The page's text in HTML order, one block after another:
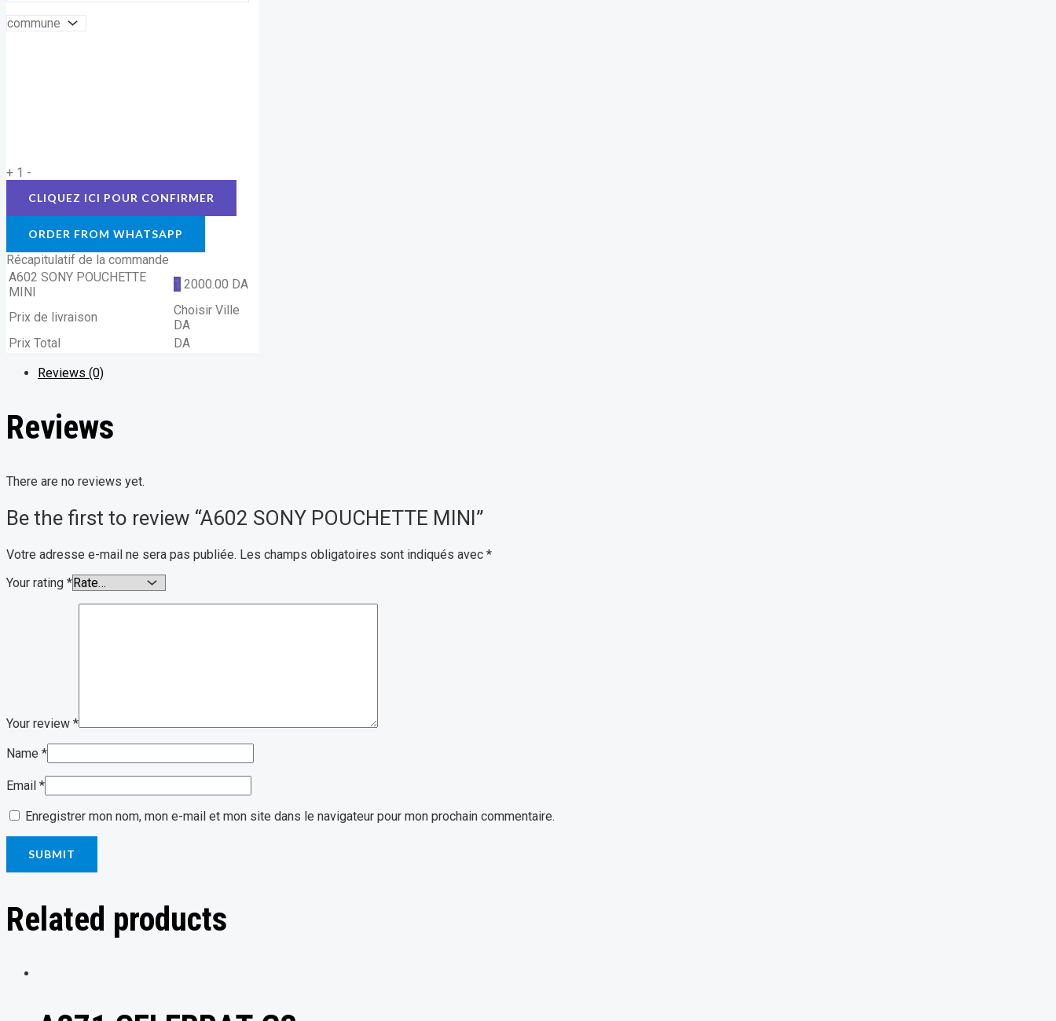
+ 1 -
ORDER FROM WHATSAPP
Récapitulatif de la commande
A602 SONY POUCHETTE
MINI
1 2000.00 DA
Prix de livraison
Choisir Ville
DA
Prix Total
DA
Reviews (0)
Reviews
There are no reviews yet.
Be the first to review “A602 SONY POUCHETTE MINI”
Votre adresse e-mail ne sera pas publiée. Les champs obligatoires sont indiqués avec *
Your rating *
Your review *
Name *
Email *
Enregistrer mon nom, mon e-mail et mon site dans le navigateur pour mon prochain commentaire.
Related products